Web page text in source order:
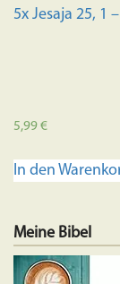
5x Jesaja 25, 1
5,99€
In den
Meine Bibel